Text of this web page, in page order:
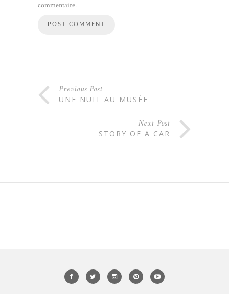
commentaire.
Previous Post
UNE NUIT AU MUSÉE
Next Post
STORY OF A CAR